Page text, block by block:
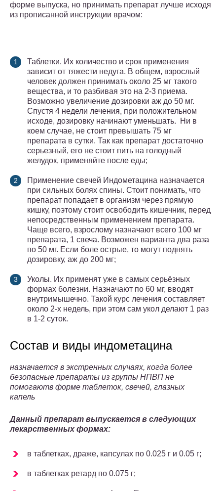
форме выпуска, но принимать препарат лучше исходя
из прописанной инструкции врачом:
Таблетки. Их количество и срок применения
зависит от тяжести недуга. В общем, взрослый
человек должен принимать около 25 мг такого
вещества, и то разбивая это на 2-3 приема.
Возможно увеличение дозировки аж до 50 мг.
Спустя 4 недели лечения, при положительном
исходе, дозировку начинают уменьшать. Ни в
коем случае, не стоит превышать 75 мг
препарата в сутки. Так как препарат достаточно
серьезный, его не стоит пить на голодный
желудок, применяйте после еды;
Применение свечей Индометацина назначается
при сильных болях спины. Стоит понимать, что
препарат попадает в организм через прямую
кишку, поэтому стоит освободить кишечник, перед
непосредственным применением препарата.
Чаще всего, взрослому назначают всего 100 мг
препарата, 1 свеча. Возможен варианта два раза
по 50 мг. Если боле острые, то могут поднять
дозировку, аж до 200 мг;
Уколы. Их применят уже в самых серьёзных
формах болезни. Назначают по 60 мг, вводят
внутримышечно. Такой курс лечения составляет
около 2-х недель, при этом сам укол делают 1 раз
в 1-2 суток.
Состав и виды индометацина
назначается в экстренных случаях, когда более
безопасные препараты из группы НПВП не
помогаютв форме таблеток, свечей, глазных
капель
Данный препарат выпускается в следующих
лекарственных формах:
в таблетках, драже, капсулах по 0.025 г и 0.05 г;
в таблетках ретард по 0.075 г;